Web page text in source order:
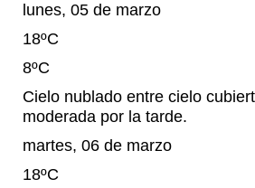
lunes, 05 de marzo
18ºC
8ºC
Cielo nublado entre cielo
moderada por la tarde.
martes, 06 de marzo
18ºC